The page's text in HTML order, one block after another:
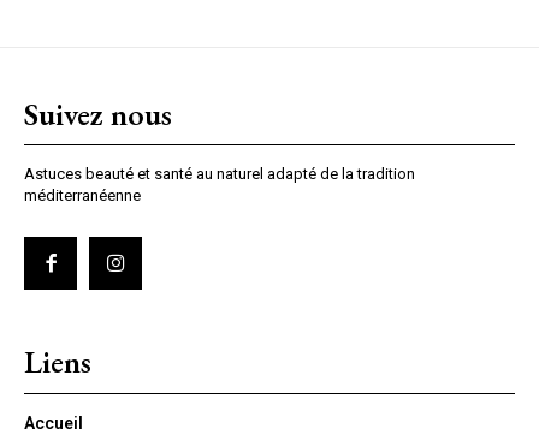
Suivez nous
Astuces beauté et santé au naturel adapté de la tradition
méditerranéenne
Liens
Accueil